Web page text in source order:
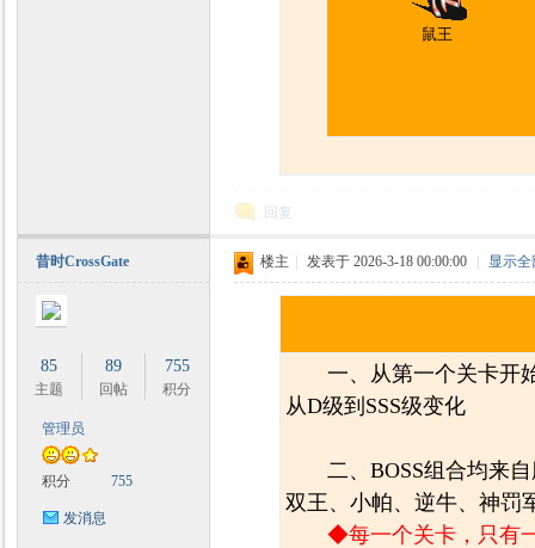
鼠王
回复
昔时CrossGate
85
主题
89
回帖
755
积分
管理员
积分 755
发消息
楼主 发表于 2026-3-18 00:00:00 显示
一、从第一个关卡开始
从D级到SSS级变化
二、BOSS组合均来自
双王、小帕、逆牛、神罚
◆每一个关卡，只有